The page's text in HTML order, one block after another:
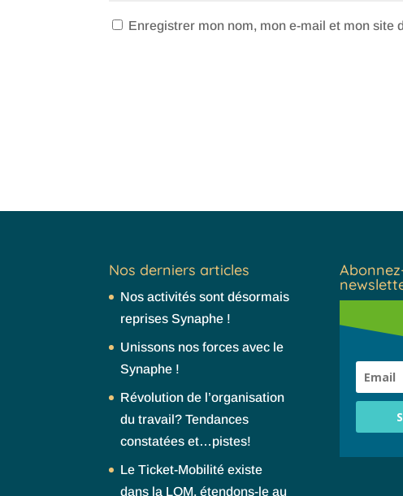
Enregistrer mon nom, mon e-mail et mon site
Nos derniers articles
Nos activités sont désormais
reprises Synaphe !
Unissons nos forces avec le
Synaphe !
Révolution de l’organisation
du travail? Tendances
constatées et…pistes!
Le Ticket-Mobilité existe
dans la LOM, étendons-le au